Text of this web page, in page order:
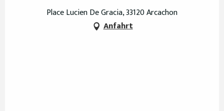
Place Lucien De Gracia, 33120 Arcachon
Anfahrt